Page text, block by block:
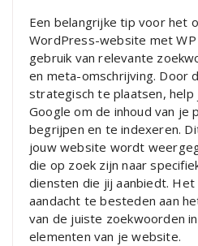
Een belangrijke tip voor het
WordPress-website met WP
gebruik van relevante
en meta-omschrijving. Door
strategisch te plaatsen, help
Google om de inhoud van je
begrijpen en te indexeren.
jouw website wordt
die op zoek zijn naar
diensten die jij aanbiedt.
aandacht te besteden aan
van de juiste zoekwoorden
elementen van je website.